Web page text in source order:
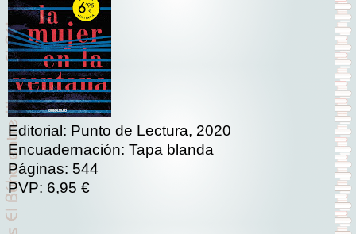
Editorial: Punto de Lectura, 2020
Encuadernación: Tapa blanda
Páginas: 544
PVP: 6,95 €